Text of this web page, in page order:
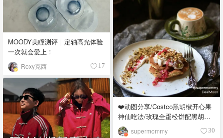
MOODY美瞳测评｜定轴高光体验
一次就会爱上！
Roxy克西 17
❤️动图分享/Costco黑胡椒开心果
神仙吃法/玫瑰全蛋松饼配黑胡椒
开心果碎太惊艳😍
supermommy 30